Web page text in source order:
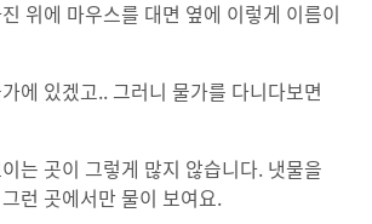
위에 마우스를 대면 옆에 이렇게 이름이
에 있겠고.. 그러니 물가를 다니다보면
는 곳이 그렇게 많지 않습니다. 냇물을
런 곳에서만 물이 보여요.